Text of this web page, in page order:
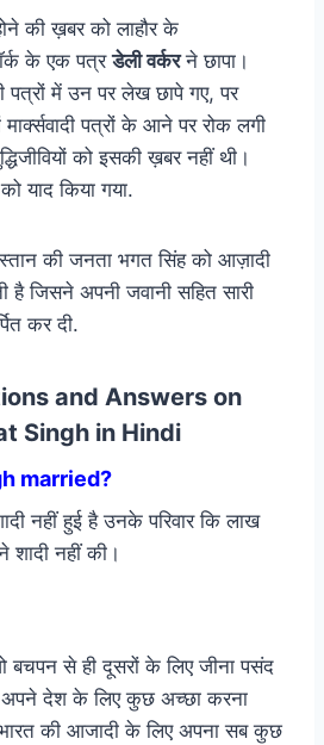
की ख़बर को लाहौर के
के एक पत्रडेली वर्करने छापा।
पत्रों में उन पर लेख छापे गए, पर
पत्रों के आने पर रोक लगी
को इसकी ख़बर नहीं थी।
याद किया गया.
की जनता भगत सिंह को आज़ादी
जिसने अपनी जवानी सहित सारी
कर दी.
and Answers on
Singh in Hindi
married?
नहीं हुई है उनके परिवार कि लाख
शादी नहीं की।
बचपन से ही दूसरों के लिए जीना पसंद
देश के लिए कुछ अच्छा करना
की आजादी के लिए अपना सब कुछ